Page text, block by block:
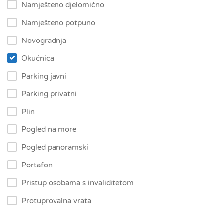
Namješteno djelomično
Namješteno potpuno
Novogradnja
Okućnica
Parking javni
Parking privatni
Plin
Pogled na more
Pogled panoramski
Portafon
Pristup osobama s invaliditetom​
Protuprovalna vrata